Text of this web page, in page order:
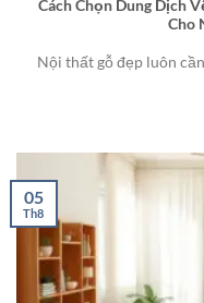
Cách Chọn Dung Dịch
Cho
Nội thất gỗ đẹp luôn
05
Th8